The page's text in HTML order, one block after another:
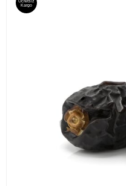
Kargo